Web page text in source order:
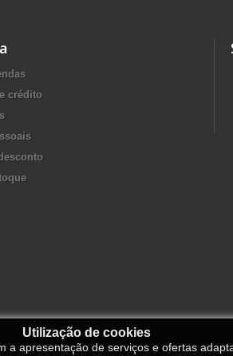
crédito
Utilização de cookies
apresentação de serviços e ofertas